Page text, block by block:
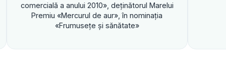
2010», deţinătorul Marelui
de aur», în nominaţia
şi sănătate»